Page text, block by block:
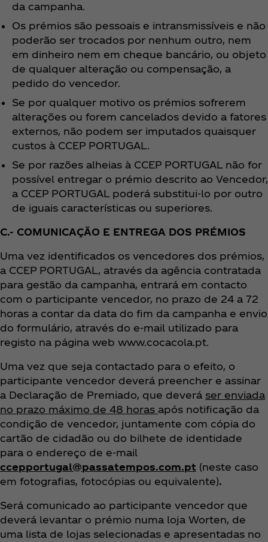
da campanha.
Os prémios são pessoais e intransmissíveis e não
poderão ser trocados por nenhum outro, nem
em dinheiro nem em cheque bancário, ou objeto
de qualquer alteração ou compensação, a
pedido do vencedor.
Se por qualquer motivo os prémios sofrerem
alterações ou forem cancelados devido a fatores
externos, não podem ser imputados quaisquer
custos à CCEP PORTUGAL.
Se por razões alheias à CCEP PORTUGAL não for
possível entregar o prémio descrito ao Vencedor,
a CCEP PORTUGAL poderá substitui-lo por outro
de iguais características ou superiores.
C.- COMUNICAÇÃO E ENTREGA DOS PRÉMIOS
Uma vez identificados os vencedores dos prémios,
a CCEP PORTUGAL, através da agência contratada
para gestão da campanha, entrará em contacto
com o participante vencedor, no prazo de 24 a 72
horas a contar da data do fim da campanha e envio
do formulário, através do e-mail utilizado para
registo na página web www.cocacola.pt.
Uma vez que seja contactado para o efeito, o
participante vencedor deverá preencher e assinar
a Declaração de Premiado, que deverá ser enviada
no prazo máximo de 48 horas após notificação da
condição de vencedor, juntamente com cópia do
cartão de cidadão ou do bilhete de identidade
para o endereço de e-mail
ccepportugal@passatempos.com.pt (neste caso
em fotografias, fotocópias ou equivalente).
Será comunicado ao participante vencedor que
deverá levantar o prémio numa loja Worten, de
uma lista de lojas selecionadas e apresentadas no